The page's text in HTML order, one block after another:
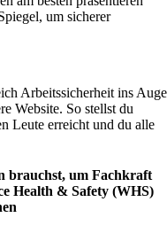
um sicherer
Arbeitssicherheit ins Auge
Website. So stellst du
Leute erreicht und du alle
brauchst, um Fachkraft
Health & Safety (WHS)